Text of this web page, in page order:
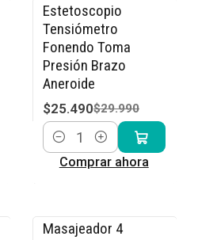
-15% OFF
Estetoscopio
Tensiómetro
Fonendo Toma
Presión Brazo
Aneroide
$25.490$29.990
Cantidad
Comprar ahora
Masajeador 4